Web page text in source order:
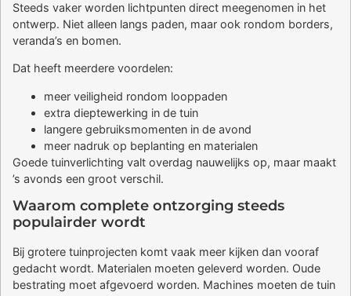
Steeds vaker worden lichtpunten direct meegenomen in het
ontwerp. Niet alleen langs paden, maar ook rondom borders,
veranda’s en bomen.
Dat heeft meerdere voordelen:
meer veiligheid rondom looppaden
extra dieptewerking in de tuin
langere gebruiksmomenten in de avond
meer nadruk op beplanting en materialen
Goede tuinverlichting valt overdag nauwelijks op, maar maakt
’s avonds een groot verschil.
Waarom complete ontzorging steeds
populairder wordt
Bij grotere tuinprojecten komt vaak meer kijken dan vooraf
gedacht wordt. Materialen moeten geleverd worden. Oude
bestrating moet afgevoerd worden. Machines moeten de tuin